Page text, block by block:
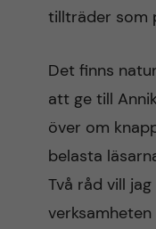
tillträder som
Det finns
att ge till
över om
belasta
Två råd vill